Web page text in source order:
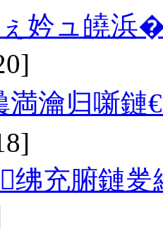
妗ュ皢浜
満瀹归噺鏈
绋充腑鏈